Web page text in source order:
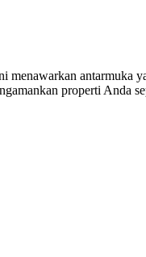
antarmuka
properti Anda